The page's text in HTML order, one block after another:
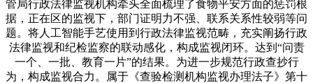
管局行政法律监视机构牵头全面梳理了食物平安方面的惩罚根
据，正在区的监视下，部门证明力不强、联系关系性较弱等问
题。将人工智能手艺使用到行政法律监视范畴，充实阐扬行政
法律监视和纪检监察的联动感化，构成监视闭环。达到“问责
一个、一批、教育一片”的结果。为进一步规范行政查抄行
为，构成监视合力。属于《查验检测机构监视办理法子》第十